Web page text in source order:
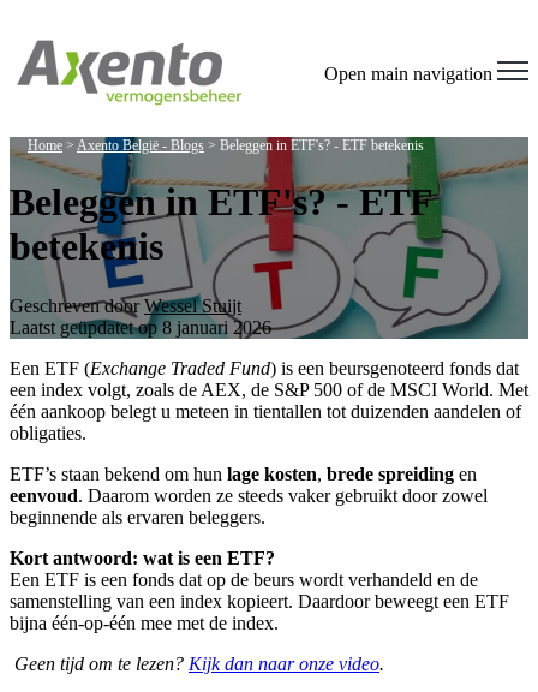
Open main navigation
Home > Axento België - Blogs > Beleggen in ETF's? - ETF betekenis
Beleggen in ETF's? - ETF
betekenis
Geschreven doorWessel Stuijt
Laatst geüpdatet op 8 januari 2026
Een ETF (Exchange Traded Fund) is een beursgenoteerd fonds dat
een index volgt, zoals de AEX, de S&P 500 of de MSCI World. Met
één aankoop belegt u meteen in tientallen tot duizenden aandelen of
obligaties.
ETF’s staan bekend om hun lage kosten, brede spreiding en
eenvoud. Daarom worden ze steeds vaker gebruikt door zowel
beginnende als ervaren beleggers.
Kort antwoord: wat is een ETF?
Een ETF is een fonds dat op de beurs wordt verhandeld en de
samenstelling van een index kopieert. Daardoor beweegt een ETF
bijna één-op-één mee met de index.
Geen tijd om te lezen? Kijk dan naar onze video.